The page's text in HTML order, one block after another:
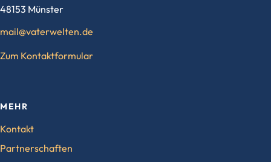
48153 Münster
mail@vaterwelten.de
Zum Kontaktformular
MEHR
Kontakt
Partnerschaften